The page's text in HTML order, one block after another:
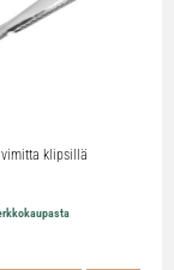
klipsillä